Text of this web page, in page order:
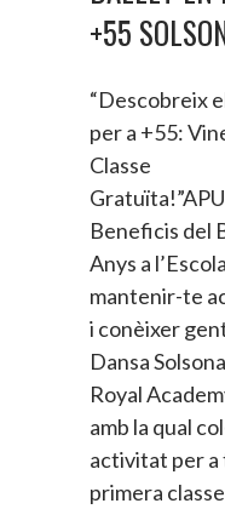
+55
“Descobreix
per a +55:
Classe
Beneficis del
Anys a
mantenir-te
i conèixer
Dansa
Royal
amb la qual
activitat per a
primera